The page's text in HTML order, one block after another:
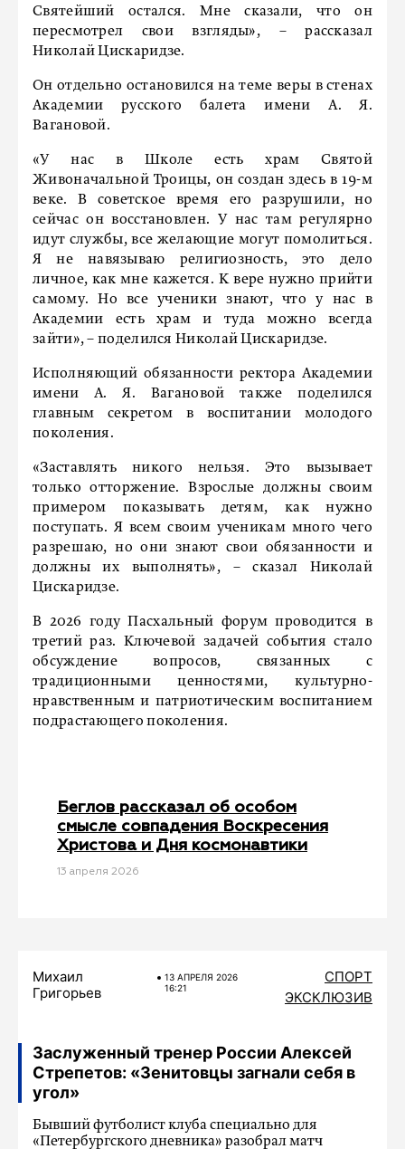
Святейший остался. Мне сказали, что он
пересмотрел свои взгляды», – рассказал
Николай Цискаридзе.
Он отдельно остановился на теме веры в стенах
Академии русского балета имени А. Я.
Вагановой.
«У нас в Школе есть храм Святой
Живоначальной Троицы, он создан здесь в 19-м
веке. В советское время его разрушили, но
сейчас он восстановлен. У нас там регулярно
идут службы, все желающие могут помолиться.
Я не навязываю религиозность, это дело
личное, как мне кажется. К вере нужно прийти
самому. Но все ученики знают, что у нас в
Академии есть храм и туда можно всегда
зайти», – поделился Николай Цискаридзе.
Исполняющий обязанности ректора Академии
имени А. Я. Вагановой также поделился
главным секретом в воспитании молодого
поколения.
«Заставлять никого нельзя. Это вызывает
только отторжение. Взрослые должны своим
примером показывать детям, как нужно
поступать. Я всем своим ученикам много чего
разрешаю, но они знают свои обязанности и
должны их выполнять», – сказал Николай
Цискаридзе.
В 2026 году Пасхальный форум проводится в
третий раз. Ключевой задачей события стало
обсуждение вопросов, связанных с
традиционными ценностями, культурно-
нравственным и патриотическим воспитанием
подрастающего поколения.
Беглов рассказал об особом
смысле совпадения Воскресения
Христова и Дня космонавтики
13 апреля 2026
Михаил
Григорьев
13 АПРЕЛЯ 2026
16:21
СПОРТ
ЭКСКЛЮЗИВ
Заслуженный тренер России Алексей
Стрепетов: «Зенитовцы загнали себя в
угол»
Бывший футболист клуба специально для
«Петербургского дневника» разобрал матч